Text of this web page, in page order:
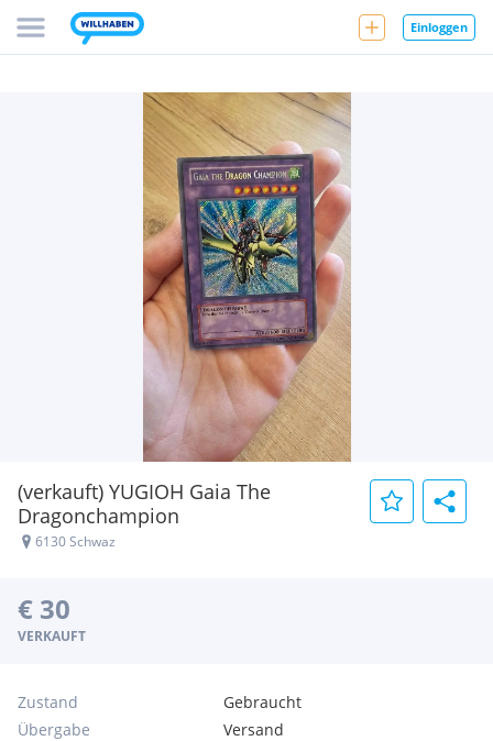
Einloggen
(verkauft) YUGIOH Gaia The
Dragonchampion
6130 Schwaz
€ 30
VERKAUFT
Zustand
Gebraucht
Übergabe
Versand